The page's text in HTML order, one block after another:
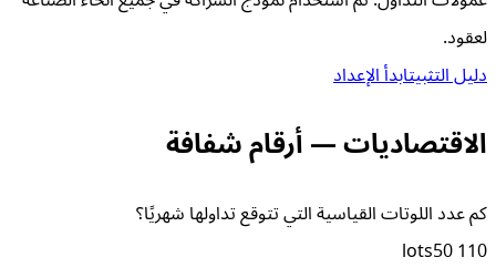
لعقود.
دليل التثبيتابدأ الإعداد
الاقتصاديات — أرقام شفافة
كم عدد اللوتات القياسية التي تتوقع تداولها شهريًا؟
110
50